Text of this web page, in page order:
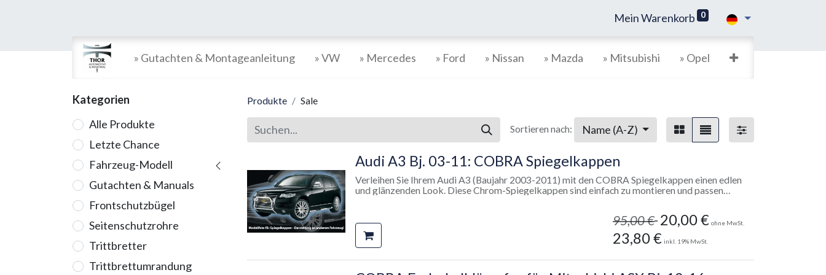
Mein Warenkorb 0
» Gutachten & Montageanleitung » VW » Mercedes » Ford » Nissan » Mazda » Mitsubishi » Opel
Kategorien
Alle Produkte
Letzte Chance
Fahrzeug-Modell
Gutachten & Manuals
Frontschutzbügel
Seitenschutzrohre
Trittbretter
Trittbrettumrandung
Produkte Sale
Sortieren nach: Name (A-Z)
Audi A3 Bj. 03-11: COBRA Spiegelkappen
Verleihen Sie Ihrem Audi A3 (Baujahr 2003-2011) mit den COBRA Spiegelkappen einen edlen
und glänzenden Look. Diese Chrom-Spiegelkappen sind einfach zu montieren und passen
hochwertigem Material gefertigt und zeichnen sich durch ihre langlebige Chrombeschichtung
aus.
Produktdetails:
✔ Passend für: Audi A3 Bj. 2003-2011
95,00€ 20,00€ ohne MwSt.
23,80€ inkl. 19% MwSt.